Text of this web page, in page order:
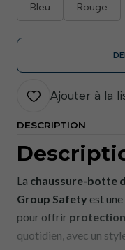
Bleu Rouge
Ajouter à la
DESCRIPTION
La chaussure-botte
Group Safety est
pour offrir
quotidien, avec un